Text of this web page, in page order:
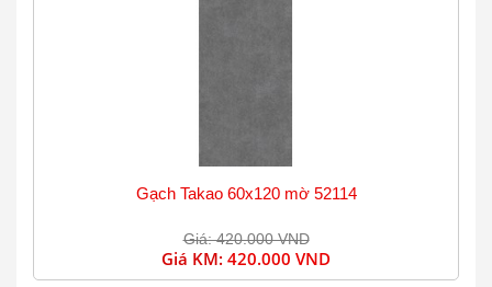
Gạch Takao 60x120 mờ 52114
Giá: 420.000 VND
Giá KM: 420.000 VND